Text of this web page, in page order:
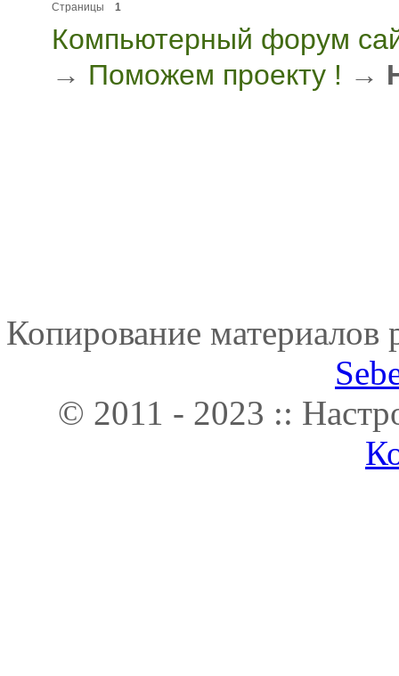
Страницы 1
Компьютерный форум
→ Поможем проекту ! →
Копирование материалов
© 2011 - 2023 ::